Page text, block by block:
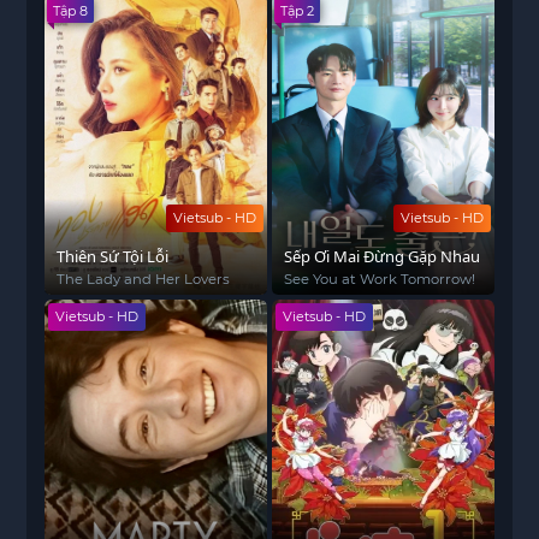
Vietsub - HD
Tập 8
Thiên Sứ Tội Lỗi
The Lady and Her Lovers
Vietsub - HD
Tập 2
Sếp Ơi Mai Đừng Gặp Nhau
See You at Work Tomorrow!
Vietsub - HD Vietsub - HD